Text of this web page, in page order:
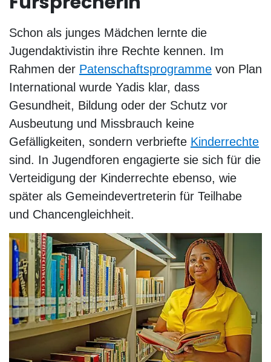
Schon als junges Mädchen lernte die
Jugendaktivistin ihre Rechte kennen. Im
Rahmen der Patenschaftsprogramme von Plan
International wurde Yadis klar, dass
Gesundheit, Bildung oder der Schutz vor
Ausbeutung und Missbrauch keine
Gefälligkeiten, sondern verbriefte Kinderrechte
sind. In Jugendforen engagierte sie sich für die
Verteidigung der Kinderrechte ebenso, wie
später als Gemeindevertreterin für Teilhabe
und Chancengleichheit.